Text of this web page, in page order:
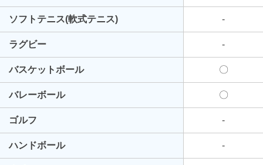
ソフトテニス(軟式テニス) -
ラグビー -
バスケットボール 〇
バレーボール 〇
ゴルフ -
ハンドボール -